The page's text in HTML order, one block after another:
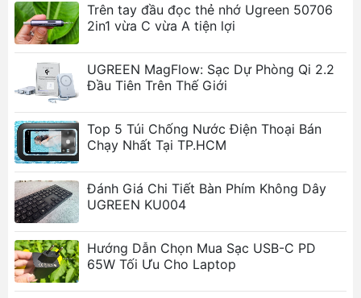
Trên tay đầu đọc thẻ nhớ Ugreen 50706
2in1 vừa C vừa A tiện lợi
UGREEN MagFlow: Sạc Dự Phòng Qi 2.2
Đầu Tiên Trên Thế Giới
Top 5 Túi Chống Nước Điện Thoại Bán
Chạy Nhất Tại TP.HCM
Đánh Giá Chi Tiết Bàn Phím Không Dây
UGREEN KU004
Hướng Dẫn Chọn Mua Sạc USB-C PD
65W Tối Ưu Cho Laptop